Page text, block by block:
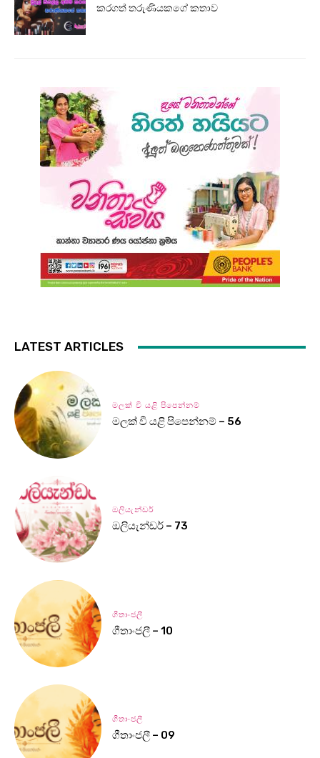
කරගත් තරුණියකගේ කතාව
LATEST ARTICLES
මලක් වී යළි පිපෙන්නම්
මලක් වී යළි පිපෙන්නම් – 56
ඔලියැන්ඩර්
ඔලියැන්ඩර් – 73
ගීතාංජලී
ගීතාංජලී – 10
ගීතාංජලී
ගීතාංජලී – 09